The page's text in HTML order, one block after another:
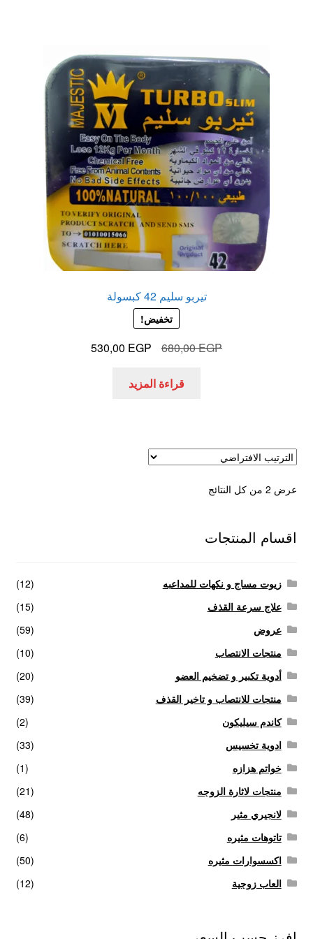
لانجيري مثير
منتجات الانتصاب
منتجات خاصة بالزوج
منتجات خاصة بالزوجة
منتجات لاثارة الزوجه
منتجات للانتصاب و تاخير القذف
تيربو سليم 42 كبسولة
تخفيض!
680,00EGP
السعر
هو:
530,00 EGP
السعر
قراءة المزيد
عرض ⁦2⁩ من كل النتائج
اقسام المنتجات
زيوت مساج و نكهات للمداعبه
(12)
علاج سرعة القذف
(15)
عروض
(59)
منتجات الانتصاب
(10)
أدوية تكبير و تضخيم العضو
(20)
منتجات للانتصاب و تاخير القذف
(39)
كاندم سيليكون
(2)
ادوية تخسيس
(33)
خواتم هزازه
(1)
منتجات لاثارة الزوجه
(21)
لانجيري مثير
(48)
تاتوهات مثيره
(6)
اكسسوارات مثيره
(50)
العاب زوجية
(12)